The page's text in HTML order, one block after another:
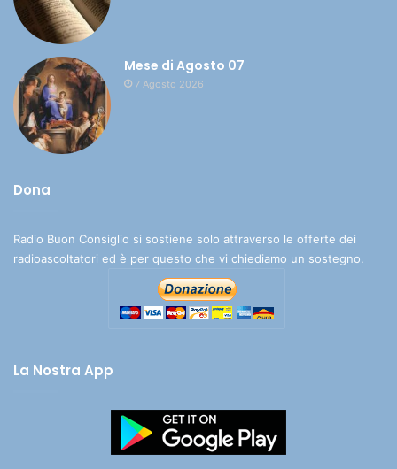
Mese di Agosto 07
7 Agosto 2026
Dona
Radio Buon Consiglio si sostiene solo attraverso le offerte dei
radioascoltatori ed è per questo che vi chiediamo un sostegno.
La Nostra App